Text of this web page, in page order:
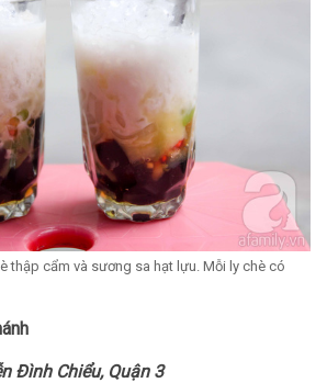
thập cẩm và sương sa hạt lựu. Mỗi ly chè có
Đình Chiểu, Quận 3